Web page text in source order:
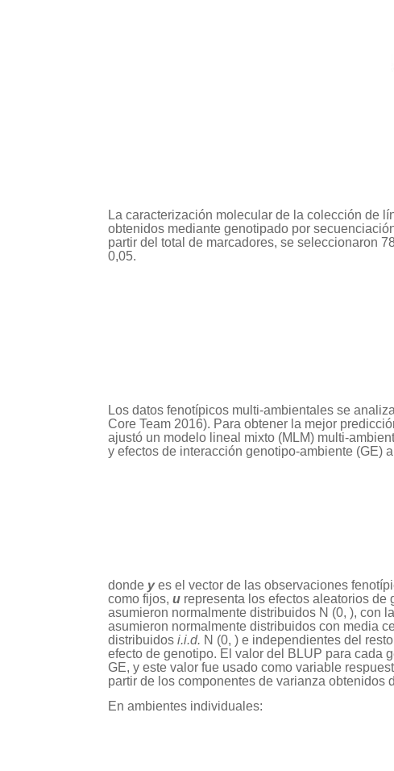
La caracterización molecular de la colección de
obtenidos mediante genotipado por
partir del total de marcadores, se seleccionaron
0,05.
Los datos fenotípicos multi-ambientales se
Core Team 2016). Para obtener la mejor
ajustó un modelo lineal mixto (MLM) multi-
y efectos de interacción genotipo-ambiente (GE)
donde yes el vector de las observaciones
como fijos,u representa los efectos aleatorios
asumieron normalmente distribuidos N (0, ), con
asumieron normalmente distribuidos con media
distribuidosi.i.d. N (0, ) e independientes del
efecto de genotipo. El valor del BLUP para cada
GE, y este valor fue usado como variable
partir de los componentes de varianza obtenidos
En ambientes individuales: